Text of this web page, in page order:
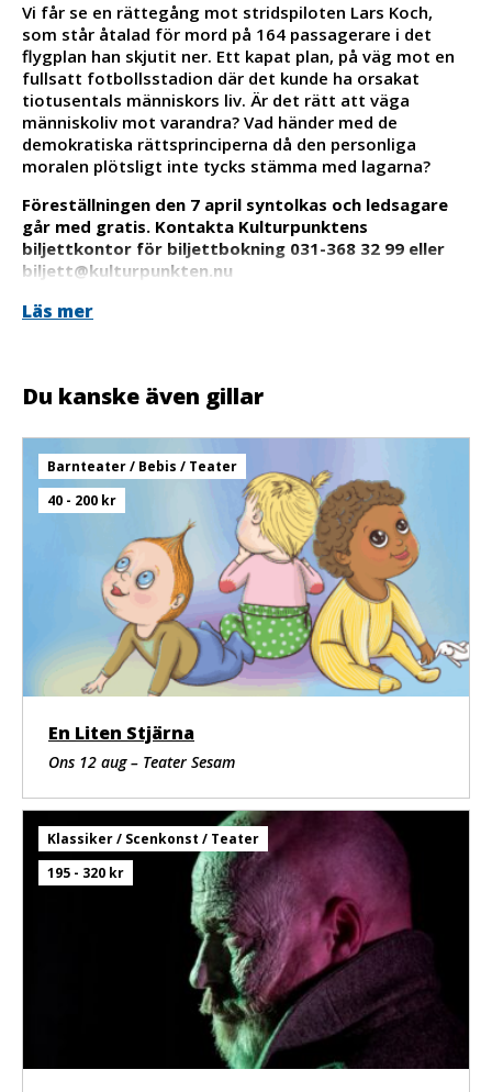
Vi får se en rättegång mot stridspiloten Lars Koch,
som står åtalad för mord på 164 passagerare i det
flygplan han skjutit ner. Ett kapat plan, på väg mot en
fullsatt fotbollsstadion där det kunde ha orsakat
tiotusentals människors liv. Är det rätt att väga
människoliv mot varandra? Vad händer med de
demokratiska rättsprinciperna då den personliga
moralen plötsligt inte tycks stämma med lagarna?
Föreställningen den 7 april syntolkas och ledsagare
går med gratis. Kontakta Kulturpunktens
biljettkontor för biljettbokning 031-368 32 99 eller
biljett@kulturpunkten.nu
Manus: Ferdinand von Schirach
Rasku.
Läs mer
Du kanske även gillar
Barnteater / Bebis / Teater
40 - 200 kr
En Liten Stjärna
Ons 12 aug – Teater Sesam
Klassiker / Scenkonst / Teater
195 - 320 kr